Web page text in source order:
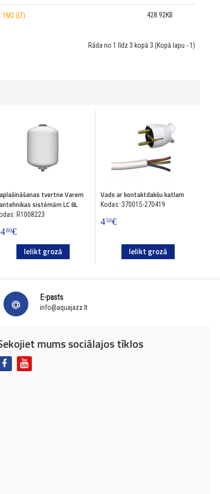
(LT) 428.92KB
Rāda no 1 līdz 3 kopā 3 (Kopā lapu - 1)
tvertne Varem
sistēmām LC 8L
R1008223
80€
Ielikt grozā
Vads ar kontaktdakšu katlam
Kodas: 370015-270419
450€
Ielikt grozā
E-pasts
info@aquajazz.lt
mums sociālajos tīklos